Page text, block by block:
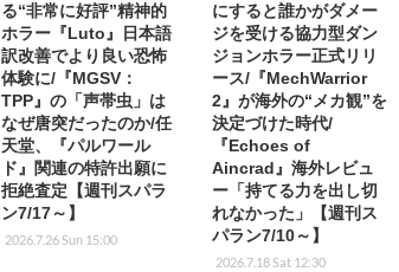
る“非常に好評”精神的
ホラー『Luto』日本語
訳改善でより良い恐怖
体験に/『MGSV：
TPP』の「声帯虫」は
なぜ唐突だったのか/任
天堂、『パルワール
ド』関連の特許出願に
拒絶査定【週刊スパラ
ン7/17～】
2026.7.26 Sun 15:00
にすると誰かがダメー
ジを受ける協力型ダン
ジョンホラー正式リリ
ース/『MechWarrior
2』が海外の“メカ観”を
決定づけた時代/
『Echoes of
Aincrad』海外レビュ
ー「持てる力を出し切
れなかった」【週刊ス
パラン7/10～】
2026.7.18 Sat 12:30